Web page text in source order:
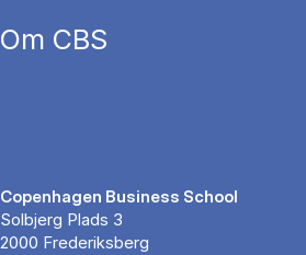
Om CBS
Copenhagen Business School
Solbjerg Plads 3
2000 Frederiksberg